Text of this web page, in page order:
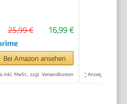
16,99 €
25,99 €
Bei Amazon ansehen
inkl. MwSt., zzgl. Versandkosten * Anzeige